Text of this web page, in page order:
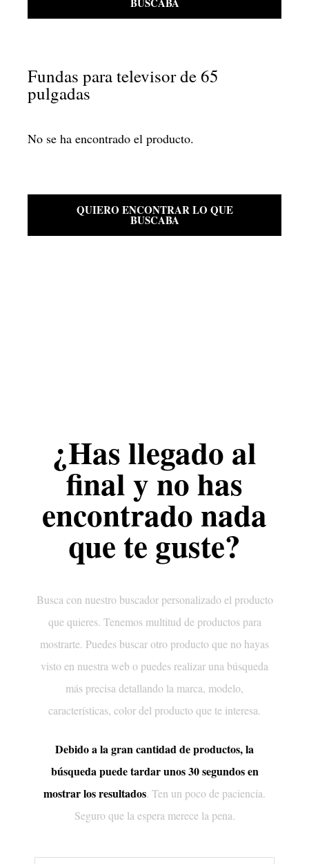
Fundas para televisor de 65
pulgadas
No se ha encontrado el producto.
QUIERO ENCONTRAR LO QUE
BUSCABA
¿Has llegado al
final y no has
encontrado nada
que te guste?
Busca con nuestro buscador personalizado el producto
que quieres. Tenemos multitud de productos para
mostrarte. Puedes buscar otro producto que no hayas
visto en nuestra web o puedes realizar una búsqueda
más precisa detallando la marca, modelo,
características, color del producto que te interesa.
Debido a la gran cantidad de productos, la
búsqueda puede tardar unos 30 segundos en
mostrar los resultados. Ten un poco de paciencia.
Seguro que la espera merece la pena.